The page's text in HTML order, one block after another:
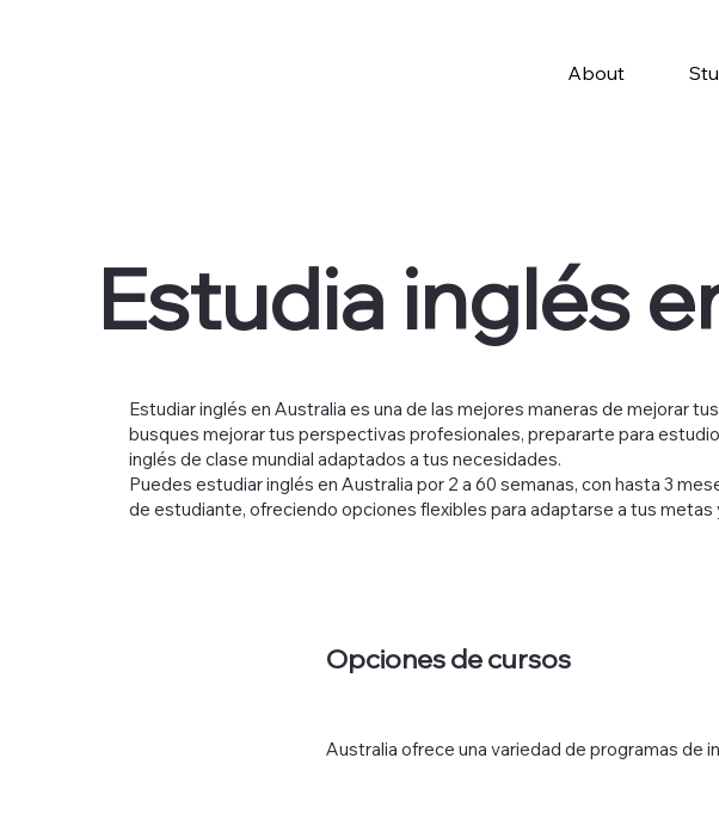
About
Estudia inglés
Estudiar inglés en Australia es una de las mejores maneras de mejorar
busques mejorar tus perspectivas profesionales, prepararte para
inglés de clase mundial adaptados a tus necesidades.
Puedes estudiar inglés en Australia por 2 a 60 semanas, con hasta 3
de estudiante, ofreciendo opciones flexibles para adaptarse a tus metas
Opciones de cursos
Australia ofrece una variedad de programas de